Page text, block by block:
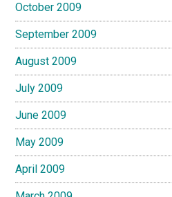
October 2009
September 2009
August 2009
July 2009
June 2009
May 2009
April 2009